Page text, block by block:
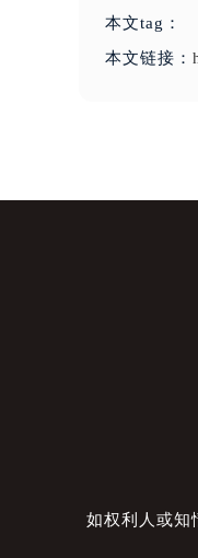
本文tag：
本文链接：
如权利人或知